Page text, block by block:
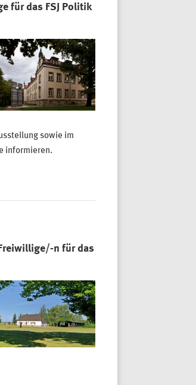
für das FSJ Politik
sowie im
informieren.
n für das